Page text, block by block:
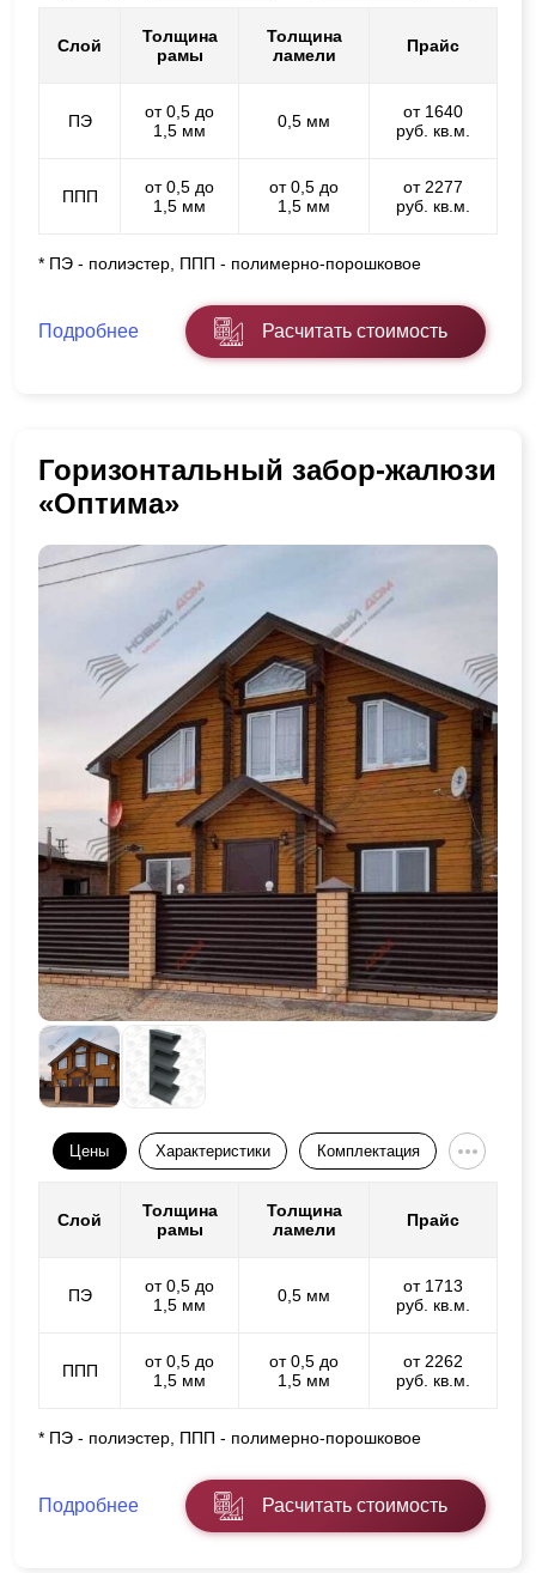
Слой
Толщина
рамы
Толщина
ламели
Прайс
ПЭ
от 0,5 до
1,5 мм
0,5 мм
от 1640
руб. кв.м.
ППП
от 0,5 до
1,5 мм
от 0,5 до
1,5 мм
от 2277
руб. кв.м.
* ПЭ - полиэстер, ППП - полимерно-порошковое
Подробнее Расчитать стоимость
Горизонтальный забор-жалюзи
«Оптима»
Цены Характеристики Комплектация
Слой
Толщина
рамы
Толщина
ламели
Прайс
ПЭ
от 0,5 до
1,5 мм
0,5 мм
от 1713
руб. кв.м.
ППП
от 0,5 до
1,5 мм
от 0,5 до
1,5 мм
от 2262
руб. кв.м.
* ПЭ - полиэстер, ППП - полимерно-порошковое
Подробнее Расчитать стоимость